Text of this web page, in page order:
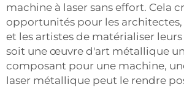
machine à laser sans effort. Cela
opportunités pour les
et les artistes de matérialiser leurs
soit une œuvre d'art métallique
composant pour une machine,
laser métallique peut le rendre